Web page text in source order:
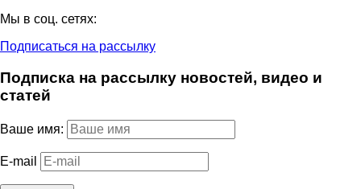
Мы в соц. сетях:
Подписаться на рассылку
Подписка на рассылку новостей, видео и
статей
Ваше имя:
E-mail